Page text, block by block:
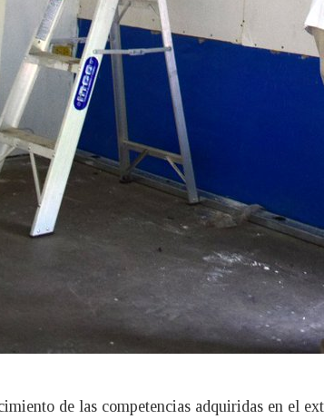
de las competencias adquiridas en el